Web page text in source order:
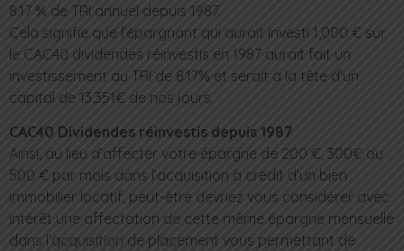
8.17 % de TRI annuel depuis 1987.
Cela signifie que l’épargnant qui aurait investi 1,000 € sur
le CAC40 dividendes réinvestis en 1987 aurait fait un
investissement au TRI de 8.17% et serait à la tête d’un
capital de 13,351€ de nos jours.
CAC40 Dividendes réinvestis depuis 1987
Ainsi, au lieu d’affecter votre épargne de 200 €, 300€ ou
500 € par mois dans l’acquisition à crédit d’un bien
immobilier locatif, peut-être devriez vous considérer avec
intérêt une affectation de cette même épargne mensuelle
dans l’acquisition de placement vous permettant de